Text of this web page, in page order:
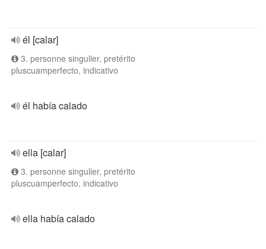
él [calar]
3. personne singulier, pretérito
pluscuamperfecto, indicativo
él había calado
ella [calar]
3. personne singulier, pretérito
pluscuamperfecto, indicativo
ella había calado